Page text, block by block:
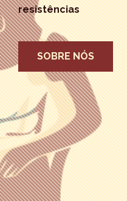
resistências
SOBRE NÓS